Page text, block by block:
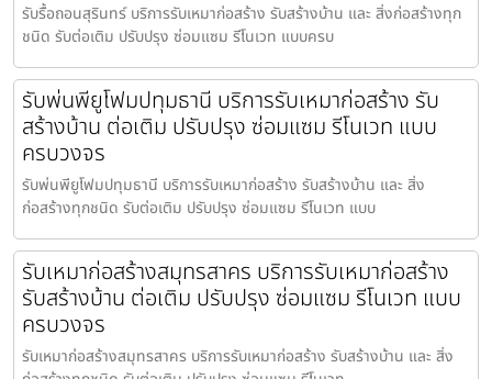
รับรื้อถอนสุรินทร์ บริการรับเหมาก่อสร้าง รับสร้างบ้าน และ สิ่งก่อสร้างทุก
ชนิด รับต่อเติม ปรับปรุง ซ่อมแซม รีโนเวท แบบครบ
รับพ่นพียูโฟมปทุมธานี บริการรับเหมาก่อสร้าง รับ
สร้างบ้าน ต่อเติม ปรับปรุง ซ่อมแซม รีโนเวท แบบ
ครบวงจร
รับพ่นพียูโฟมปทุมธานี บริการรับเหมาก่อสร้าง รับสร้างบ้าน และ สิ่ง
ก่อสร้างทุกชนิด รับต่อเติม ปรับปรุง ซ่อมแซม รีโนเวท แบบ
รับเหมาก่อสร้างสมุทรสาคร บริการรับเหมาก่อสร้าง
รับสร้างบ้าน ต่อเติม ปรับปรุง ซ่อมแซม รีโนเวท แบบ
ครบวงจร
รับเหมาก่อสร้างสมุทรสาคร บริการรับเหมาก่อสร้าง รับสร้างบ้าน และ สิ่ง